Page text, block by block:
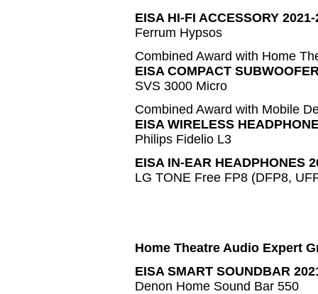
EISA HI-FI ACCESSORY
Ferrum Hypsos
Combined Award with Home
EISA COMPACT
SVS 3000 Micro
Combined Award with Mobile
EISA WIRELESS
Philips Fidelio L3
EISA IN-EAR HEADPHONES
LG TONE Free FP8 (DFP8,
Home Theatre Audio Expert
EISA SMART SOUNDBAR
Denon Home Sound Bar 550